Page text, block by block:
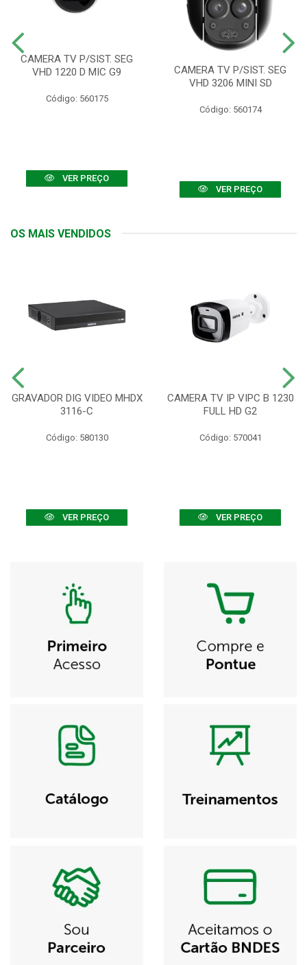
CAMERA TV P/SIST. SEG
VHD 1220 D MIC G9
Código: 560175
VER PREÇO
CAMERA TV P/SIST. SEG
VHD 3206 MINI SD
Código: 560174
VER PREÇO
OS MAIS VENDIDOS
GRAVADOR DIG VIDEO MHDX
3116-C
Código: 580130
VER PREÇO
CAMERA TV IP VIPC B 1230
FULL HD G2
Código: 570041
VER PREÇO